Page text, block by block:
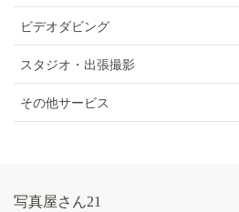
ビデオダビング
スタジオ・出張撮影
その他サービス
写真屋さん21